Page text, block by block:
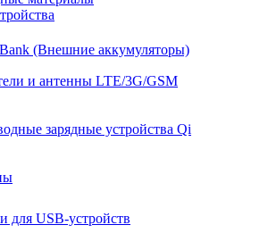
(Внешние аккумуляторы)
и антенны LTE/3G/GSM
зарядные устройства Qi
для USB-устройств